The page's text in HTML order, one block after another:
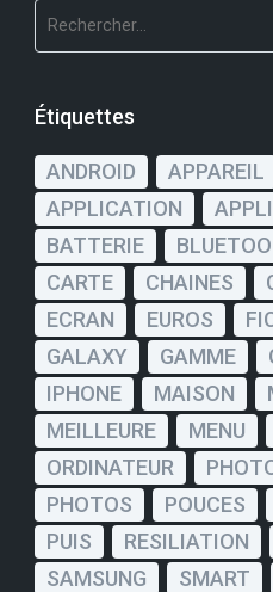
Rechercher :
Étiquettes
ANDROID APPAREIL
APPLICATION
BATTERIE
CARTE
CHAINES
ECRAN
EUROS
GALAXY
GAMME
IPHONE
MAISON
MEILLEURE
MENU
ORDINATEUR
PHOTOS
POUCES
PUIS
RESILIATION
SAMSUNG
SMART